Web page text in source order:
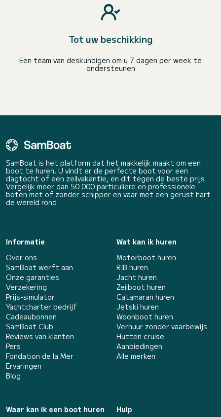
Tot uw beschikking
Een team van deskundigen om u 7 dagen per week te
ondersteunen
SamBoat is het platform dat het makkelijk maakt om een
boot te huren. U vindt er de perfecte boot voor een
dagtocht of een zeilvakantie, en dit tegen de beste prijs.
Vergelijk meer dan 50 000 particuliere en professionele
boten met of zonder schipper en vaar met een gerust hart
de wereld rond.
Informatie
Over ons
SamBoat werft aan
Onze garanties
Verzekering
Prijs-simulator
Yachtcharter bedrijf
Cadeaubonnen
SamBoat Club
Reviews van klanten
Pers
Fondation de la Mer
Ervaringen
Blog
Wat kan ik huren
Motorboot huren
RIB huren
Jacht huren
Zeilboot huren
Catamaran huren
Jetski huren
Woonboot huren
Verhuur zonder vaarbewijs
Hutten cruise
Aanbiedingen
Alle merken
Waar kan ik een boot huren
Hulp